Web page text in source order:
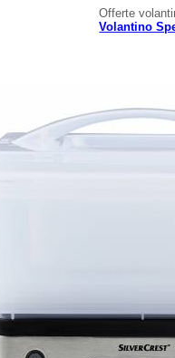
Offerte
Volantino